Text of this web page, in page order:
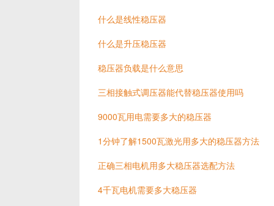
什么是线性稳压器
什么是升压稳压器
稳压器负载是什么意思
三相接触式调压器能代替稳压器使用吗
9000瓦用电需要多大的稳压器
1分钟了解1500瓦激光用多大的稳压器方法
正确三相电机用多大稳压器选配方法
4千瓦电机需要多大稳压器